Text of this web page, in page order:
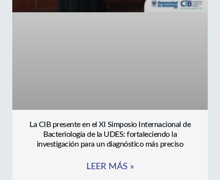
La CIB presente en el XI Simposio Internacional de
Bacteriología de la UDES: fortaleciendo la
investigación para un diagnóstico más preciso
LEER MÁS »